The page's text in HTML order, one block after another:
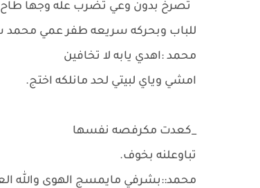
تصرخ بدون وعي تضرب عله وجها طاح
للباب وبحركه سريعه طفر عمي محمد
محمد :اهدي يابه لا تخافين
امشي وياي لبيتي لحد مانلكه اختج.
_كعدت مكرفصه نفسها
تباوعلنه بخوف.
محمد::بشرفي مايمسج الهوى والله